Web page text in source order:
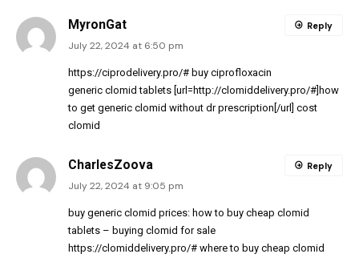
MyronGat
July 22, 2024 at 6:50 pm
https://ciprodelivery.pro/# buy ciprofloxacin
generic clomid tablets [url=http://clomiddelivery.pro/#]how
to get generic clomid without dr prescription[/url] cost
clomid
Reply
CharlesZoova
July 22, 2024 at 9:05 pm
buy generic clomid prices: how to buy cheap clomid
tablets – buying clomid for sale
https://clomiddelivery.pro/# where to buy cheap clomid
Reply